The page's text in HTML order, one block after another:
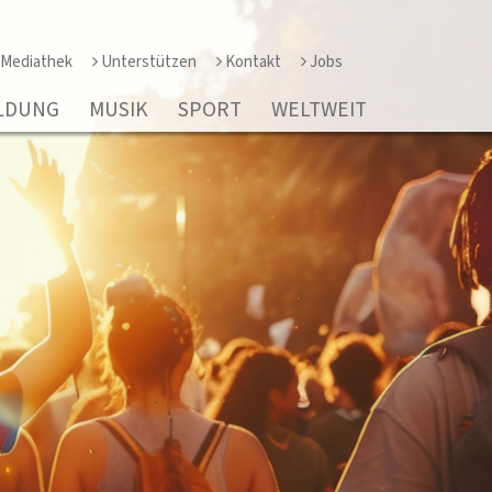
Mediathek Unterstützen Kontakt Jobs
MUSIK SPORT WELTWEIT